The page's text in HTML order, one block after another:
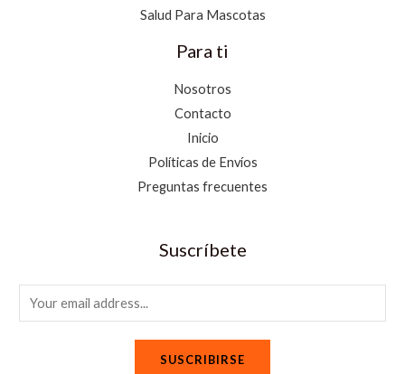
Salud Para Mascotas
Para ti
Nosotros
Contacto
Inicio
Políticas de Envíos
Preguntas frecuentes
Suscríbete
m
SUSCRIBIRSE